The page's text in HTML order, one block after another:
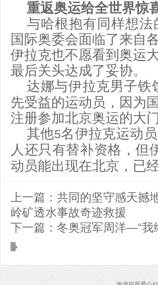
重返奥运给全世界惊
与哈根抱有同样想
国际奥委会面临了来自
伊拉克也不愿看到奥运
最后关头达成了妥协。
达娜与伊拉克男子铁
先受益的运动员，因为
注册参加北京奥运的大门
其他5名伊拉克运动
人还只有替补资格，但
动员能出现在北京，已
上一篇： 共同的坚守感天撼
岭矿透水事故奇迹救援
下一篇： 冬奥冠军周洋—“我